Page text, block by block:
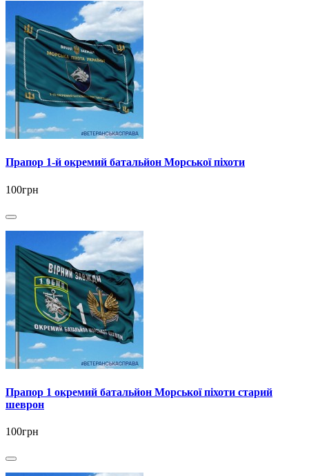
Прапор 1-й окремий батальйон Морської піхоти
100грн
Прапор 1 окремий батальйон Морської піхоти старий
шеврон
100грн